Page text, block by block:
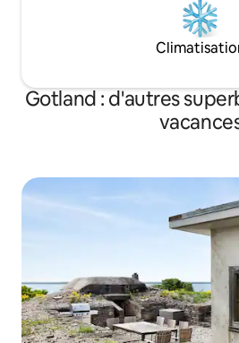
Gotland : d'autres